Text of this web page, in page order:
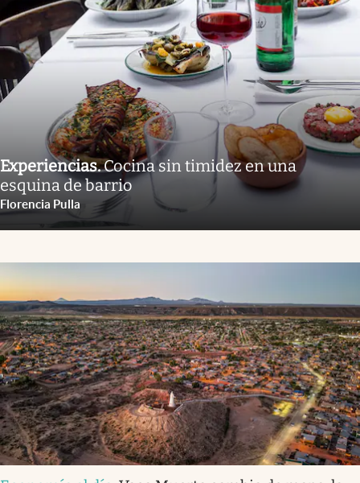
Experiencias.Cocina sin timidez en una
esquina de barrio
Florencia Pulla